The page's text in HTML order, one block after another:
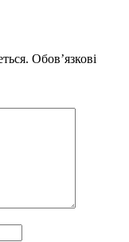
Обов’язкові